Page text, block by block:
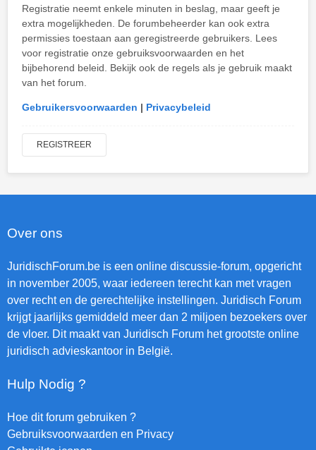
Registratie neemt enkele minuten in beslag, maar geeft je
extra mogelijkheden. De forumbeheerder kan ook extra
permissies toestaan aan geregistreerde gebruikers. Lees
voor registratie onze gebruiksvoorwaarden en het
bijbehorend beleid. Bekijk ook de regels als je gebruik maakt
van het forum.
Gebruikersvoorwaarden | Privacybeleid
REGISTREER
Over ons
JuridischForum.be is een online discussie-forum, opgericht
in november 2005, waar iedereen terecht kan met vragen
over recht en de gerechtelijke instellingen. Juridisch Forum
krijgt jaarlijks gemiddeld meer dan 2 miljoen bezoekers over
de vloer. Dit maakt van Juridisch Forum het grootste online
juridisch advieskantoor in België.
Hulp Nodig ?
Hoe dit forum gebruiken ?
Gebruiksvoorwaarden en Privacy